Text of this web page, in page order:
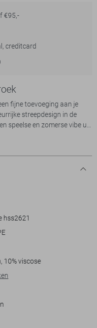
€95,-
creditcard
fijne toevoeging aan je
streepdesign in de
speelse en zomerse vibe uit.
comfortabel en flexibel
korte broek een lichte en
avonturen of een
voor een mooie balans
te combineren is
casual settings zoals
ademende materiaal maken
avonturen. Laat deze
hss2621
10% viscose